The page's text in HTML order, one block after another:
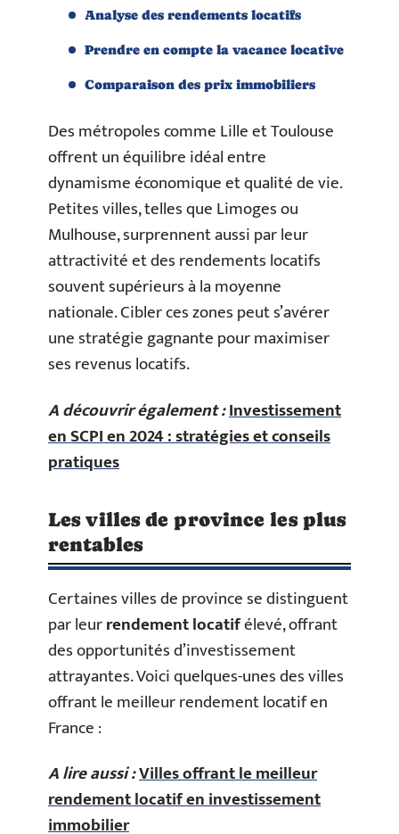
Analyse des rendements locatifs
Prendre en compte la vacance locative
Comparaison des prix immobiliers
Des métropoles comme Lille et Toulouse
offrent un équilibre idéal entre
dynamisme économique et qualité de vie.
Petites villes, telles que Limoges ou
Mulhouse, surprennent aussi par leur
attractivité et des rendements locatifs
souvent supérieurs à la moyenne
nationale. Cibler ces zones peut s’avérer
une stratégie gagnante pour maximiser
ses revenus locatifs.
A découvrir également :Investissement
en SCPI en 2024 : stratégies et conseils
pratiques
Les villes de province les plus
rentables
Certaines villes de province se distinguent
par leurrendement locatifélevé, offrant
des opportunités d’investissement
attrayantes. Voici quelques-unes des villes
offrant le meilleur rendement locatif en
France :
A lire aussi :Villes offrant le meilleur
rendement locatif en investissement
immobilier